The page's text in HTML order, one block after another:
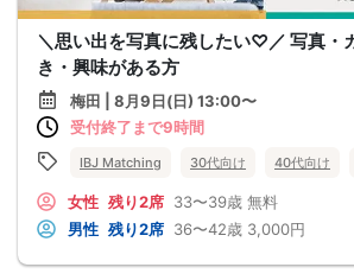
＼思い出を写真に残したい♡／ 写真・
き・興味がある方
梅田 | 8月9日(日) 13:00〜
受付終了まで9時間
IBJ Matching 30代向け 40代向け
女性 残り2席 33〜39歳 無料
男性 残り2席 36〜42歳 3,000円